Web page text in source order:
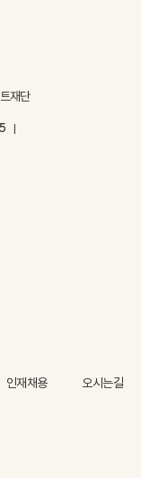
재단
인재채용 오시는길